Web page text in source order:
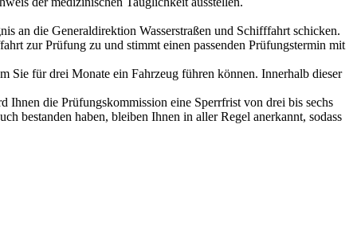
an die Generaldirektion Wasserstraßen und Schifffahrt schicken.
zur Prüfung zu und stimmt einen passenden Prüfungstermin mit
Sie für drei Monate ein Fahrzeug führen können. Innerhalb dieser
die Prüfungskommission eine Sperrfrist von drei bis sechs
bestanden haben, bleiben Ihnen in aller Regel anerkannt, sodass